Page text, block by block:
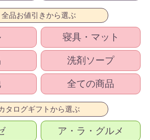
全品お値引きから選ぶ
寝具・マット
洗剤ソープ
全ての商品
タログギフトから選ぶ
ア・ラ・グルメ